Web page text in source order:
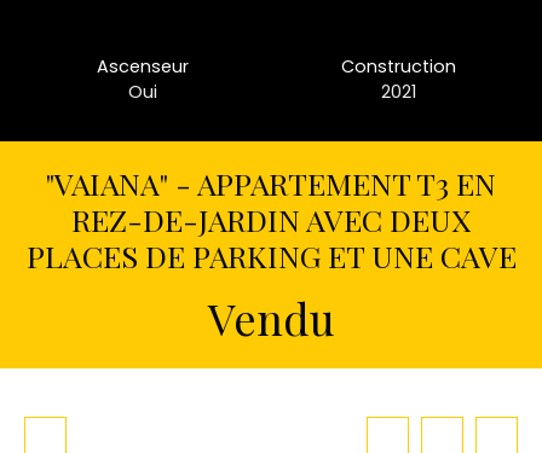
Ascenseur
Oui
Construction
2021
"VAIANA" - APPARTEMENT T3 EN
REZ-DE-JARDIN AVEC DEUX
PLACES DE PARKING ET UNE CAVE
Vendu